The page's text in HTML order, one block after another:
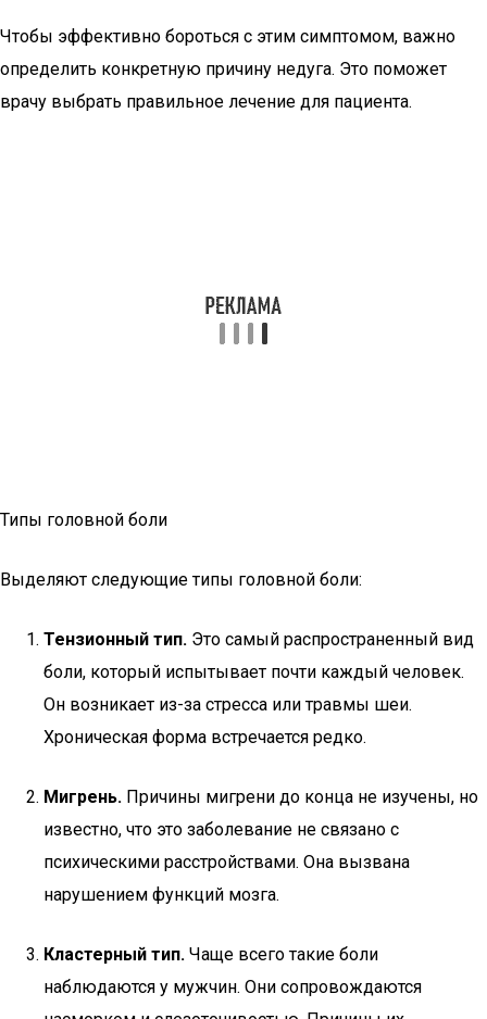
Чтобы эффективно бороться с этим симптомом, важно
определить конкретную причину недуга. Это поможет
врачу выбрать правильное лечение для пациента.
Типы головной боли
Выделяют следующие типы головной боли:
Тензионный тип. Это самый распространенный вид
боли, который испытывает почти каждый человек.
Он возникает из-за стресса или травмы шеи.
Хроническая форма встречается редко.
Мигрень. Причины мигрени до конца не изучены, но
известно, что это заболевание не связано с
психическими расстройствами. Она вызвана
нарушением функций мозга.
Кластерный тип. Чаще всего такие боли
наблюдаются у мужчин. Они сопровождаются